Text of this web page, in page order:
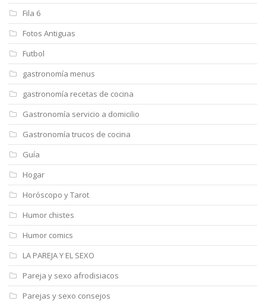
Fila 6
Fotos Antiguas
Futbol
gastronomía menus
gastronomía recetas de cocina
Gastronomía servicio a domicilio
Gastronomía trucos de cocina
Guía
Hogar
Horóscopo y Tarot
Humor chistes
Humor comics
LA PAREJA Y EL SEXO
Pareja y sexo afrodisiacos
Parejas y sexo consejos